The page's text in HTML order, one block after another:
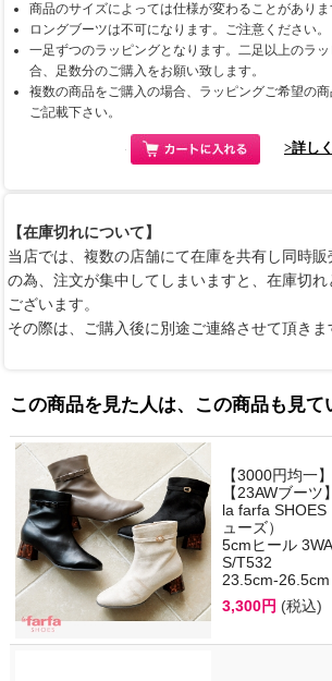
商品のサイズによっては仕様が変わることがありま
ロングブーツは不可になります。ご注意ください。
一足ずつのラッピングとなります。二足以上のラ
合、足数分のご購入をお願い致します。
複数の商品をご購入の場合、ラッピングご希望の
ご記載下さい。
>詳し
【在庫切れについて】
当店では、複数の店舗にて在庫を共有し同時
の為、注文が集中してしまいますと、在庫切
ございます。
その際は、ご購入後に別途ご連絡させて頂きま
この商品を見た人は、この商品も見て
【3000円均一】
【23AWブーツ】
la farfa SHOES
ューズ）
5cmヒール
S/T532
23.5cm-
3,300円 (税込)